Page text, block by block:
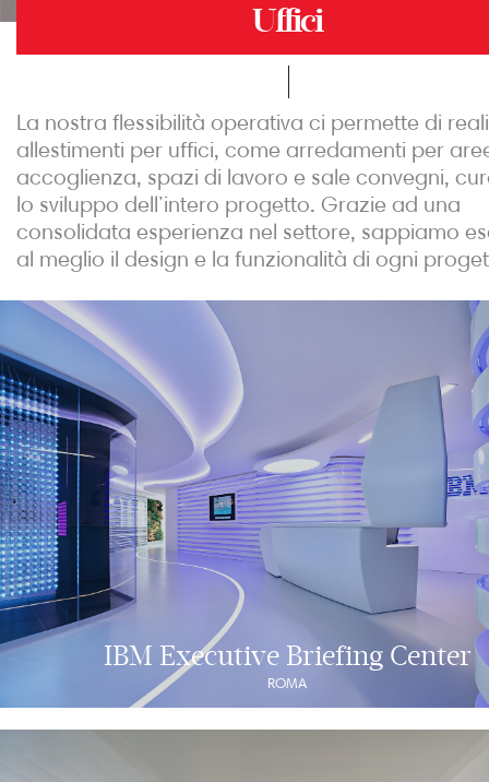
Uffici
La nostra flessibilità operativa ci permette di
allestimenti per uffici, come arredamenti per
accoglienza, spazi di lavoro e sale convegni,
lo sviluppo dell’intero progetto. Grazie ad una
consolidata esperienza nel settore, sappiamo
al meglio il design e la funzionalità di ogni
IBM Executive Briefing Center
ROMA